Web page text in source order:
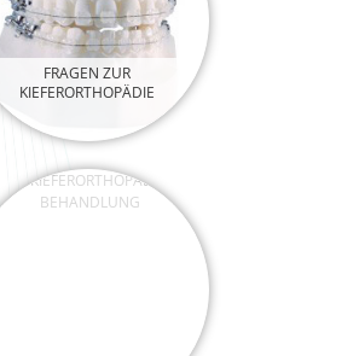
FRAGEN ZUR
KIEFERORTHOPÄDIE
DIE KIEFERORTHOPÄDISCHE
BEHANDLUNG